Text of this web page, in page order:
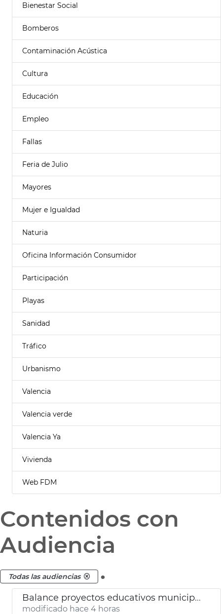
Bienestar Social
Bomberos
Contaminación Acústica
Cultura
Educación
Empleo
Fallas
Feria de Julio
Mayores
Mujer e Igualdad
Naturia
Oficina Información Consumidor
Participación
Playas
Sanidad
Tráfico
Urbanismo
Valencia
Valencia verde
Valencia Ya
Vivienda
Web FDM
Contenidos con
Audiencia
Todas las audiencias .
Balance proyectos educativos municipales València
modificado hace 4 horas